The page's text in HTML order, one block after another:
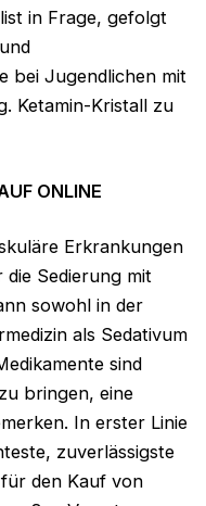
in Frage, gefolgt
bei Jugendlichen mit
Ketamin-Kristall zu
ONLINE
Erkrankungen
Sedierung mit
sowohl in der
als Sedativum
sind
bringen, eine
In erster Linie
zuverlässigste
den Kauf von